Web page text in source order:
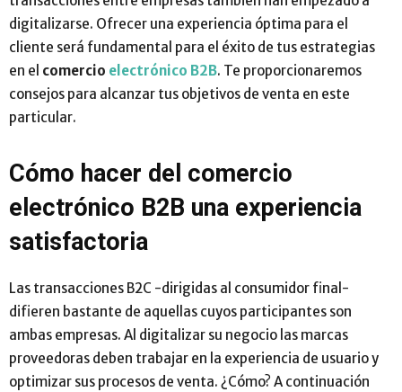
digitalizarse. Ofrecer una experiencia óptima para el
cliente será fundamental para el éxito de tus estrategias
en el comercio electrónico B2B. Te proporcionaremos
consejos para alcanzar tus objetivos de venta en este
particular.
Cómo hacer del comercio
electrónico B2B una experiencia
satisfactoria
Las transacciones B2C -dirigidas al consumidor final-
difieren bastante de aquellas cuyos participantes son
ambas empresas. Al digitalizar su negocio las marcas
proveedoras deben trabajar en la experiencia de usuario y
optimizar sus procesos de venta. ¿Cómo? A continuación